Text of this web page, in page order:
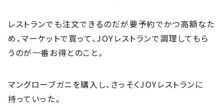
レストランでも注文できるのだが要予約でかつ高額なた
め、マーケットで買って、JOYレストランで調理してもら
うのが一番お得とのこと。
マングローブガニを購入し、さっそくJOYレストランに
持っていった。